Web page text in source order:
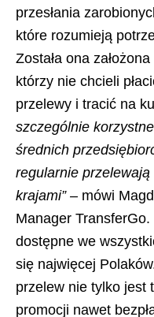
przesłania
które rozumieją
Została ona
którzy nie chcieli
przelewy i tracić na
szczególnie
średnich
regularnie
krajami” – mówi
Manager
dostępne we
się najwięcej
przelew nie tylko jest
promocji nawet